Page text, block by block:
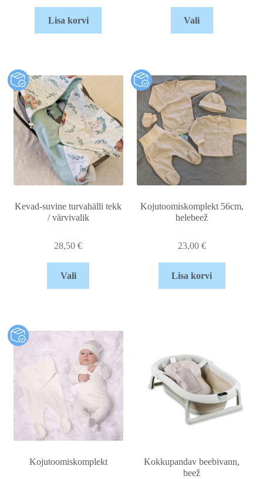
Lisa korvi Vali
Kevad-suvine turvahälli tekk
/ värvivalik
28,50€
Vali
Kojutoomiskomplekt 56cm,
helebeež
23,00 €
Lisa korvi
Kojutoomiskomplekt
Kokkupandav beebivann,
beež